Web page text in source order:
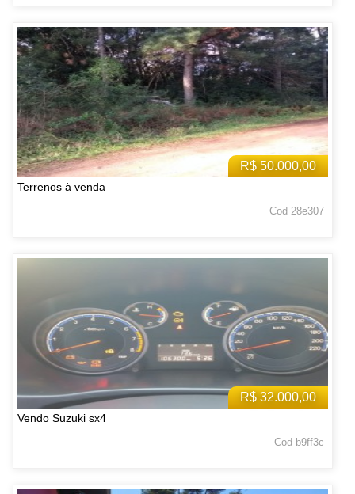
R$ 50.000,00
Terrenos à venda
Cod 28e307
R$ 32.000,00
Vendo Suzuki sx4
Cod b9ff3c